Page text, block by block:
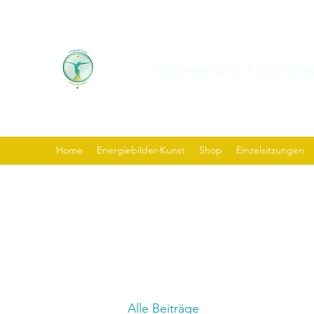
Home Energiebilder-Kunst Shop Einzelsitzungen
Alle Beiträge